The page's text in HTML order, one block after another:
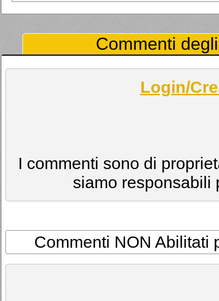
Commenti
Login/
I commenti sono di
siamo responsabili
Commenti NON Abilitati